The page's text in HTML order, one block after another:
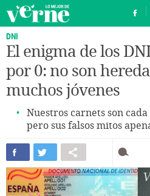
DNI
El enigma de los
por 0: no son
muchos jóvenes
Nuestros carnets son
pero sus falsos mitos